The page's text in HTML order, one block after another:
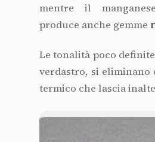
mentre il
produce anche gemme
Le tonalità poco
verdastro, si
termico che lascia